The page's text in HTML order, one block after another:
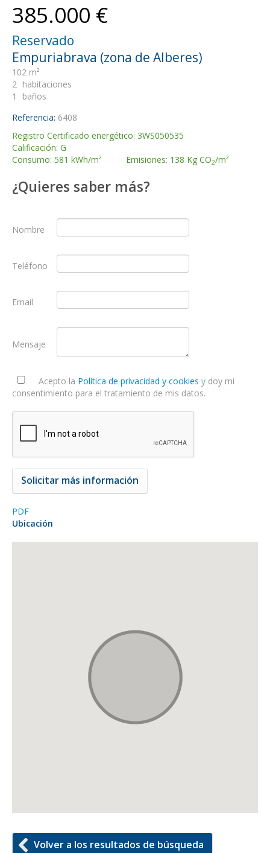
385.000 €
Reservado
Empuriabrava (zona de Alberes)
102 m²
2 habitaciones
1
baños
Referencia: 6408
Registro Certificado energético: 3WS050535
Calificación: G
Consumo: 581 kWh/m² Emisiones: 138 Kg CO2/m²
¿Quieres saber más?
Nombre
Teléfono
Email
Mensaje
Acepto la Política de privacidad y cookies y doy mi
consentimiento para el tratamiento de mis datos.
PDF
Ubicación
Volver a los resultados de búsqueda